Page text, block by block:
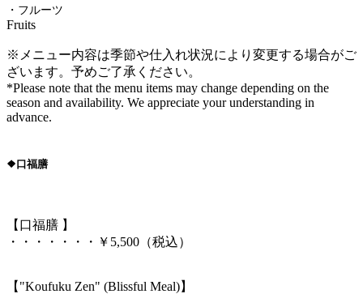
・フルーツ
Fruits
※メニュー内容は季節や仕入れ状況により変更する場合がご
ざいます。予めご了承ください。
*Please note that the menu items may change depending on the
season and availability. We appreciate your understanding in
advance.
❖口福膳
【口福膳 】
・・・・・・・￥5,500（税込）
【"Koufuku Zen" (Blissful Meal)】